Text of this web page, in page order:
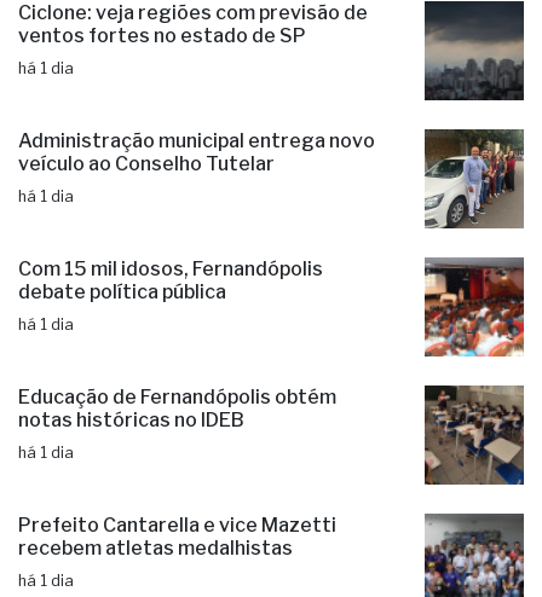
Ciclone: veja regiões com previsão de
ventos fortes no estado de SP
há 1 dia
Administração municipal entrega novo
veículo ao Conselho Tutelar
há 1 dia
Com 15 mil idosos, Fernandópolis
debate política pública
há 1 dia
Educação de Fernandópolis obtém
notas históricas no IDEB
há 1 dia
Prefeito Cantarella e vice Mazetti
recebem atletas medalhistas
há 1 dia